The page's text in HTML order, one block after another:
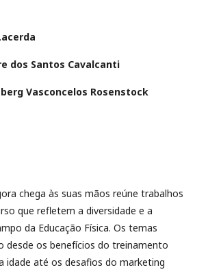
dos Santos Cavalcanti
Vasconcelos Rosenstock
chega às suas mãos reúne trabalhos
que refletem a diversidade e a
da Educação Física. Os temas
desde os benefícios do treinamento
idade até os desafios do marketing